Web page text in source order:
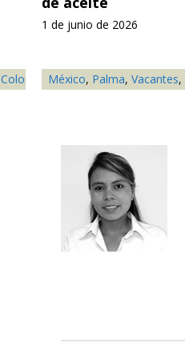
Colombia,Frutas ,Ganadería,Oro,
México, Palma, Vacantes,
1 de junio de 2026